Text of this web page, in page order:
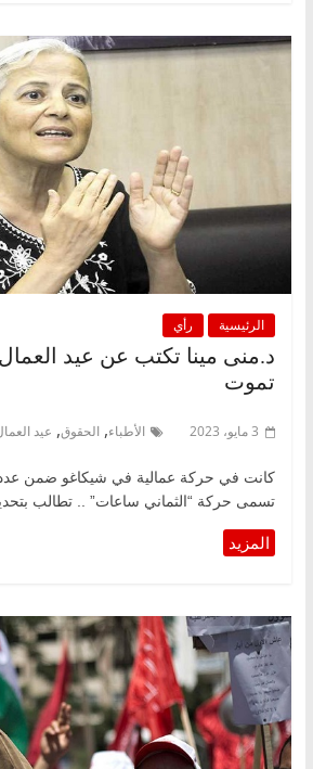
الرئيسية رأي
د.منى مينا تكتب عن عيد
تموت
3 مايو، 2023 الأطباء, الحقوق, عيد
كانت في حركة عمالية في شيكاغو ضمن عدد
تسمى حركة “الثماني ساعات” .. تطالب